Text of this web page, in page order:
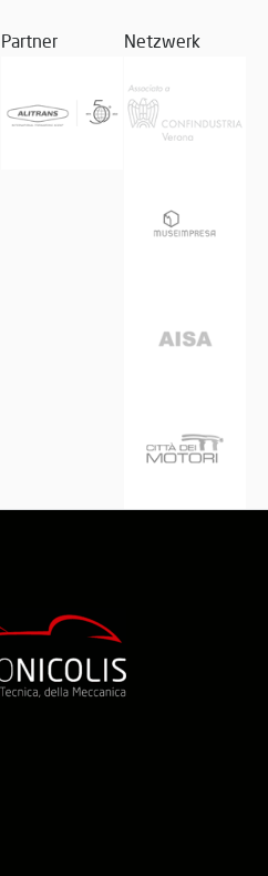
Partner Netzwerk